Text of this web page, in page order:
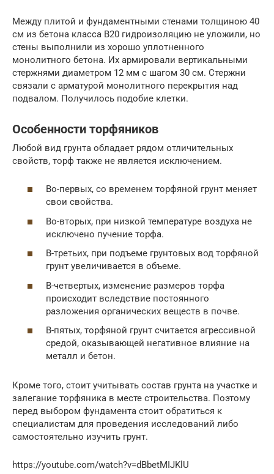
Между плитой и фундаментными стенами толщиною 40
см из бетона класса В20 гидроизоляцию не уложили, но
стены выполнили из хорошо уплотненного
монолитного бетона. Их армировали вертикальными
стержнями диаметром 12 мм с шагом 30 см. Стержни
связали с арматурой монолитного перекрытия над
подвалом. Получилось подобие клетки.
Особенности торфяников
Любой вид грунта обладает рядом отличительных
свойств, торф также не является исключением.
Во-первых, со временем торфяной грунт меняет
свои свойства.
Во-вторых, при низкой температуре воздуха не
исключено пучение торфа.
В-третьих, при подъеме грунтовых вод торфяной
грунт увеличивается в объеме.
В-четвертых, изменение размеров торфа
происходит вследствие постоянного
разложения органических веществ в почве.
В-пятых, торфяной грунт считается агрессивной
средой, оказывающей негативное влияние на
металл и бетон.
Кроме того, стоит учитывать состав грунта на участке и
залегание торфяника в месте строительства. Поэтому
перед выбором фундамента стоит обратиться к
специалистам для проведения исследований либо
самостоятельно изучить грунт.
https://youtube.com/watch?v=dBbetMIJKlU